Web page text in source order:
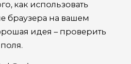
как использовать
браузера на вашем
идея – проверить